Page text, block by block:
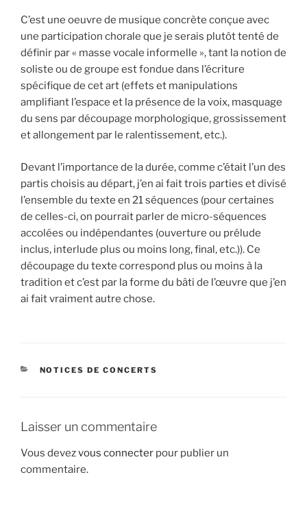
C’est une oeuvre de musique concrète conçue avec
une participation chorale que je serais plutôt tenté de
définir par « masse vocale informelle », tant la notion de
soliste ou de groupe est fondue dans l’écriture
spécifique de cet art (effets et manipulations
amplifiant l’espace et la présence de la voix, masquage
du sens par découpage morphologique, grossissement
et allongement par le ralentissement, etc.).
Devant l’importance de la durée, comme c’était l’un des
partis choisis au départ, j’en ai fait trois parties et divisé
l’ensemble du texte en 21 séquences (pour certaines
de celles-ci, on pourrait parler de micro-séquences
accolées ou indépendantes (ouverture ou prélude
inclus, interlude plus ou moins long, final, etc.)). Ce
découpage du texte correspond plus ou moins à la
tradition et c’est par la forme du bâti de l’œuvre que j’en
ai fait vraiment autre chose.
CATÉGORIES
NOTICES DE CONCERTS
Laisser un commentaire
Vous devezvous connecter pour publier un
commentaire.